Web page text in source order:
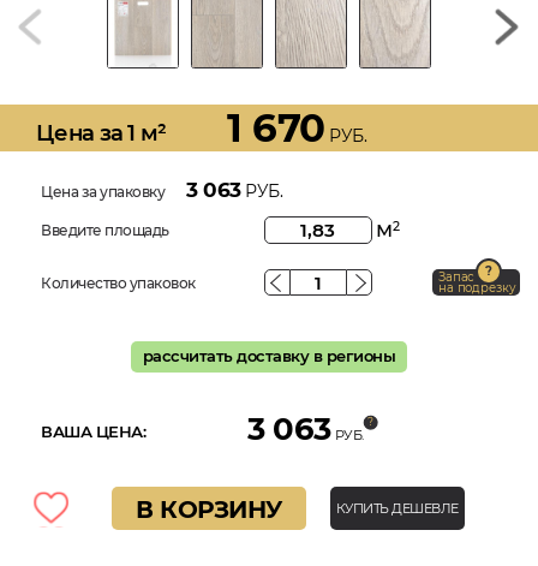
Цена за 1 м² 1 670 РУБ.
Цена за упаковку 3 063РУБ.
Введите площадь м2
Количество упаковок Запас
на подрезку
рассчитать доставку в регионы
ВАША ЦЕНА: 3 063 РУБ.
В КОРЗИНУ КУПИТЬ ДЕШЕВЛЕ